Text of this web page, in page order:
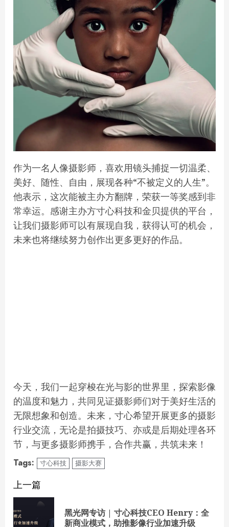
作为一名人像摄影师，喜欢用镜头捕捉一切温柔、
美好、随性、自由，展现各种“不被定义的人生”。
他表示，这次能被主办方翻牌，荣获一等奖感到非
常幸运。感谢主办方寸心科技和金贝提供的平台，
让我们摄影师可以有展现自我，获得认可的机会，
未来也将继续努力创作出更多更好的作品。
今天，我们一起穿梭在光与影的世界里，探索影像
的温度和魅力，共同见证摄影师们对于美好生活的
无限想象和创造。未来，寸心希望开展更多的摄影
行业交流，无论是拍摄技巧、亦或是后期处理各环
节，与更多摄影师携手，合作共赢，共筑未来！
Tags: 寸心科技 摄影大赛
Continue
Reading
上一篇
黑光网专访 | 寸心科技CEO Henry：全
新商业模式，助推影像行业加速升级